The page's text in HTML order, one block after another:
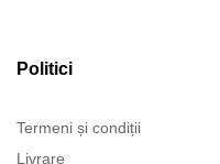
Politici
Termeni și condiții
Livrare